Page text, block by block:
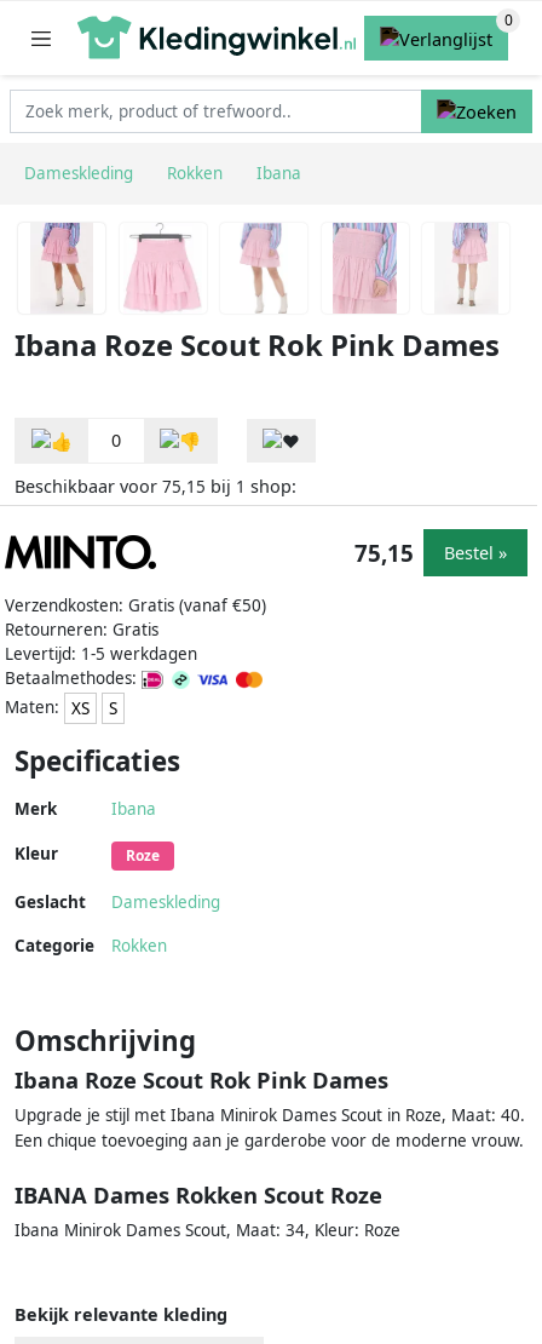
Dameskleding Rokken Ibana
Ibana Roze Scout Rok Pink Dames
0
Beschikbaar voor 75,15 bij 1 shop:
Verzendkosten: Gratis (vanaf €50)
Retourneren: Gratis
Levertijd: 1-5 werkdagen
Betaalmethodes:
Maten:
XS S
75,15 Bestel »
Specificaties
Merk Ibana
Kleur Roze
Geslacht
Dameskleding
Categorie
Rokken
Omschrijving
Ibana Roze Scout Rok Pink Dames
Upgrade je stijl met Ibana Minirok Dames Scout in Roze, Maat: 40.
Een chique toevoeging aan je garderobe voor de moderne vrouw.
IBANA Dames Rokken Scout Roze
Ibana Minirok Dames Scout, Maat: 34, Kleur: Roze
Bekijk relevante kleding